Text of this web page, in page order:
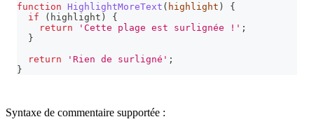
function
HighlightMoreText ( highlight )
{
if
( highlight )
{
return
'Cette plage est surlignée !' ;
}
return
'Rien de surligné' ;
}
Syntaxe de commentaire supportée :